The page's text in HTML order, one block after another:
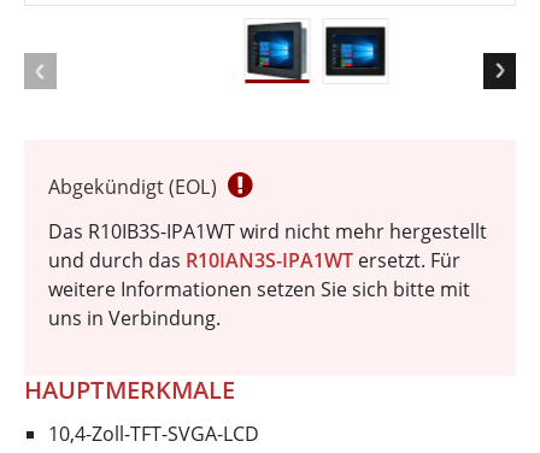
Abgekündigt (EOL)
Das R10IB3S-IPA1WT wird nicht mehr hergestellt
und durch das R10IAN3S-IPA1WT ersetzt. Für
weitere Informationen setzen Sie sich bitte mit
uns in Verbindung.
HAUPTMERKMALE
10,4-Zoll-TFT-SVGA-LCD